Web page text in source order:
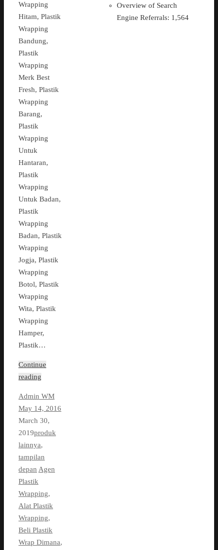
Wrapping
Hitam, Plastik
Wrapping
Bandung,
Plastik
Wrapping
Merk Best
Fresh, Plastik
Wrapping
Barang,
Plastik
Wrapping
Untuk
Hantaran,
Plastik
Wrapping
Untuk Badan,
Plastik
Wrapping
Badan, Plastik
Wrapping
Jogja, Plastik
Wrapping
Botol, Plastik
Wrapping
Wita, Plastik
Wrapping
Hamper,
Plastik…
Continue
reading
Admin WM
May 14, 2016
March 30,
2019produk
lainnya,
tampilan
depan Agen
Plastik
Wrapping,
Alat Plastik
Wrapping,
Beli Plastik
Wrap Dimana,
Overview of Search
Engine Referrals: 1,564